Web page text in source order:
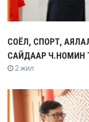
СОЁЛ, СПОРТ,
САЙДААР Ч.НОМИН
2 жил